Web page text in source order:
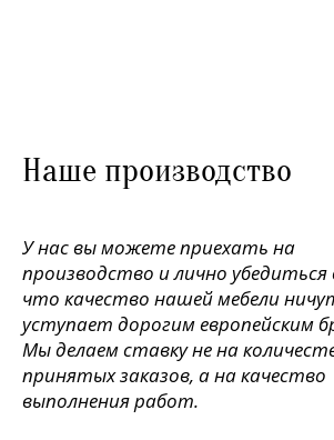
Наше производство
У нас вы можете приехать на
производство и лично
что качество нашей мебели
уступает дорогим европейским
Мы делаем ставку не на
принятых заказов, а на качество
выполнения работ.